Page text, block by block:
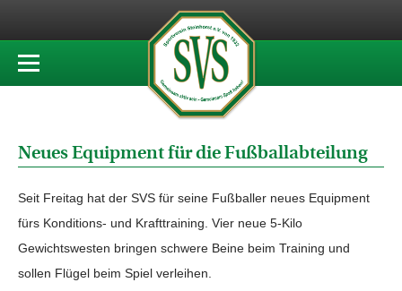
Neues Equipment für die Fußballabteilung
Seit Freitag hat der SVS für seine Fußballer neues Equipment
fürs Konditions- und Krafttraining. Vier neue 5-Kilo
Gewichtswesten bringen schwere Beine beim Training und
sollen Flügel beim Spiel verleihen.